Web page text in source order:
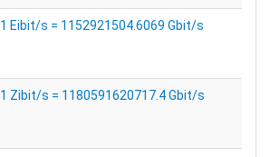
1 Eibit/s = 1152921504.6069 Gbit/s
1 Zibit/s = 1180591620717.4 Gbit/s